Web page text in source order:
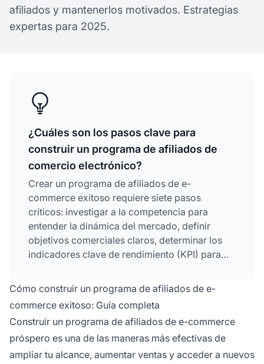
afiliados y mantenerlos motivados. Estrategias
expertas para 2025.
¿Cuáles son los pasos clave para
construir un programa de afiliados de
comercio electrónico?
Crear un programa de afiliados de e-
commerce exitoso requiere siete pasos
críticos: investigar a la competencia para
entender la dinámica del mercado, definir
objetivos comerciales claros, determinar los
indicadores clave de rendimiento (KPI) para
estructuras de comisiones apropiadas, decidir
el nicho
de mercado, encontrar y reclutar a los
afiliados adecuados, e implementar estrategias
para mantener a los afiliados comprometidos y
motivados con el tiempo.
Cómo construir un programa de afiliados de e-
commerce exitoso: Guía completa
Construir un programa de afiliados de e-commerce
próspero es una de las maneras más efectivas de
ampliar tu alcance, aumentar ventas y acceder a nuevos